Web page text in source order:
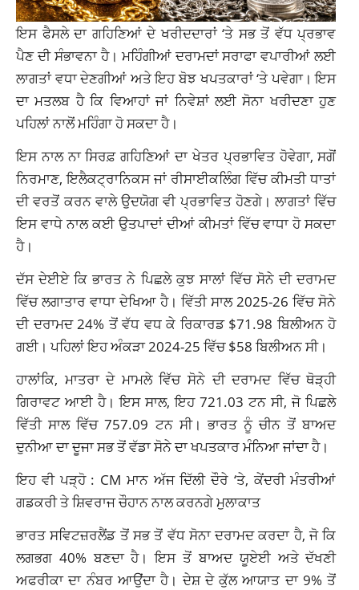
ਇਸ ਫੈਸਲੇ ਦਾ ਗਹਿਣਿਆਂ ਦੇ ਖਰੀਦਦਾਰਾਂ ‘ਤੇ ਸਭ ਤੋਂ ਵੱਧ ਪ੍ਰਭਾਵ
ਪੈਣ ਦੀ ਸੰਭਾਵਨਾ ਹੈ। ਮਹਿੰਗੀਆਂ ਦਰਾਮਦਾਂ ਸਰਾਫਾ ਵਪਾਰੀਆਂ ਲਈ
ਲਾਗਤਾਂ ਵਧਾ ਦੇਣਗੀਆਂ ਅਤੇ ਇਹ ਬੋਝ ਖਪਤਕਾਰਾਂ ‘ਤੇ ਪਵੇਗਾ। ਇਸ
ਦਾ ਮਤਲਬ ਹੈ ਕਿ ਵਿਆਹਾਂ ਜਾਂ ਨਿਵੇਸ਼ਾਂ ਲਈ ਸੋਨਾ ਖਰੀਦਣਾ ਹੁਣ
ਪਹਿਲਾਂ ਨਾਲੋਂ ਮਹਿੰਗਾ ਹੋ ਸਕਦਾ ਹੈ।
ਇਸ ਨਾਲ ਨਾ ਸਿਰਫ਼ ਗਹਿਣਿਆਂ ਦਾ ਖੇਤਰ ਪ੍ਰਭਾਵਿਤ ਹੋਵੇਗਾ, ਸਗੋਂ
ਨਿਰਮਾਣ, ਇਲੈਕਟ੍ਰਾਨਿਕਸ ਜਾਂ ਰੀਸਾਈਕਲਿੰਗ ਵਿੱਚ ਕੀਮਤੀ ਧਾਤਾਂ
ਦੀ ਵਰਤੋਂ ਕਰਨ ਵਾਲੇ ਉਦਯੋਗ ਵੀ ਪ੍ਰਭਾਵਿਤ ਹੋਣਗੇ। ਲਾਗਤਾਂ ਵਿੱਚ
ਇਸ ਵਾਧੇ ਨਾਲ ਕਈ ਉਤਪਾਦਾਂ ਦੀਆਂ ਕੀਮਤਾਂ ਵਿੱਚ ਵਾਧਾ ਹੋ ਸਕਦਾ
ਹੈ।
ਦੱਸ ਦੇਈਏ ਕਿ ਭਾਰਤ ਨੇ ਪਿਛਲੇ ਕੁਝ ਸਾਲਾਂ ਵਿੱਚ ਸੋਨੇ ਦੀ ਦਰਾਮਦ
ਵਿੱਚ ਲਗਾਤਾਰ ਵਾਧਾ ਦੇਖਿਆ ਹੈ। ਵਿੱਤੀ ਸਾਲ 2025-26 ਵਿੱਚ ਸੋਨੇ
ਦੀ ਦਰਾਮਦ 24% ਤੋਂ ਵੱਧ ਵਧ ਕੇ ਰਿਕਾਰਡ $71.98 ਬਿਲੀਅਨ ਹੋ
ਗਈ। ਪਹਿਲਾਂ ਇਹ ਅੰਕੜਾ 2024-25 ਵਿੱਚ $58 ਬਿਲੀਅਨ ਸੀ।
ਹਾਲਾਂਕਿ, ਮਾਤਰਾ ਦੇ ਮਾਮਲੇ ਵਿੱਚ ਸੋਨੇ ਦੀ ਦਰਾਮਦ ਵਿੱਚ ਥੋੜ੍ਹੀ
ਗਿਰਾਵਟ ਆਈ ਹੈ। ਇਸ ਸਾਲ, ਇਹ 721.03 ਟਨ ਸੀ, ਜੋ ਪਿਛਲੇ
ਵਿੱਤੀ ਸਾਲ ਵਿੱਚ 757.09 ਟਨ ਸੀ। ਭਾਰਤ ਨੂੰ ਚੀਨ ਤੋਂ ਬਾਅਦ
ਦੁਨੀਆ ਦਾ ਦੂਜਾ ਸਭ ਤੋਂ ਵੱਡਾ ਸੋਨੇ ਦਾ ਖਪਤਕਾਰ ਮੰਨਿਆ ਜਾਂਦਾ ਹੈ।
ਇਹ ਵੀ ਪੜ੍ਹੋ : CM ਮਾਨ ਅੱਜ ਦਿੱਲੀ ਦੌਰੇ ‘ਤੇ, ਕੇਂਦਰੀ ਮੰਤਰੀਆਂ
ਗਡਕਰੀ ਤੇ ਸ਼ਿਵਰਾਜ ਚੌਹਾਨ ਨਾਲ ਕਰਨਗੇ ਮੁਲਾਕਾਤ
ਭਾਰਤ ਸਵਿਟਜ਼ਰਲੈਂਡ ਤੋਂ ਸਭ ਤੋਂ ਵੱਧ ਸੋਨਾ ਦਰਾਮਦ ਕਰਦਾ ਹੈ, ਜੋ ਕਿ
ਲਗਭਗ 40% ਬਣਦਾ ਹੈ। ਇਸ ਤੋਂ ਬਾਅਦ ਯੂਏਈ ਅਤੇ ਦੱਖਣੀ
ਅਫਰੀਕਾ ਦਾ ਨੰਬਰ ਆਉਂਦਾ ਹੈ। ਦੇਸ਼ ਦੇ ਕੁੱਲ ਆਯਾਤ ਦਾ 9% ਤੋਂ